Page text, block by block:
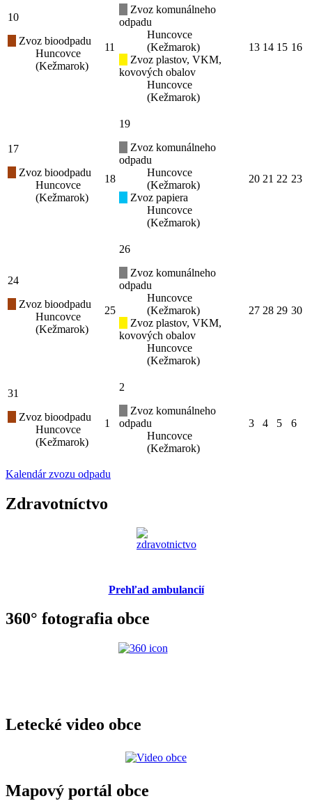
10
Zvoz bioodpadu
Huncovce
(Kežmarok)
11
Zvoz komunálneho
odpadu
Huncovce
(Kežmarok)
Zvoz plastov, VKM,
kovových obalov
Huncovce
(Kežmarok)
13 14 15 16
17
Zvoz bioodpadu
Huncovce
(Kežmarok)
18
19
Zvoz komunálneho
odpadu
Huncovce
(Kežmarok)
Zvoz papiera
Huncovce
(Kežmarok)
20 21 22 23
24
Zvoz bioodpadu
Huncovce
(Kežmarok)
25
26
Zvoz komunálneho
odpadu
Huncovce
(Kežmarok)
Zvoz plastov, VKM,
kovových obalov
Huncovce
(Kežmarok)
27 28 29 30
31
Zvoz bioodpadu
Huncovce
(Kežmarok)
1
2
Zvoz komunálneho
odpadu
Huncovce
(Kežmarok)
3 4 5 6
Kalendár zvozu odpadu
Zdravotníctvo
Prehľad ambulancií
360° fotografia obce
Letecké video obce
Mapový portál obce